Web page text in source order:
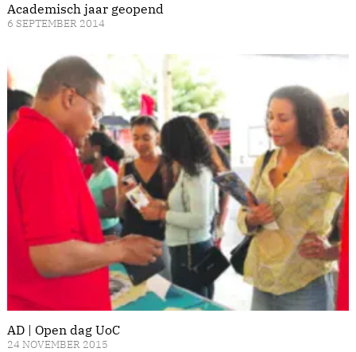
Academisch jaar geopend
6 SEPTEMBER 2014
AD | Open dag UoC
24 NOVEMBER 2015